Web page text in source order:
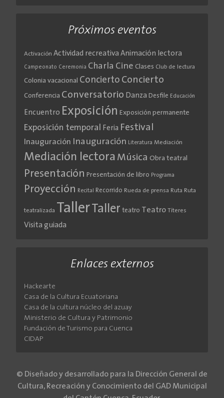
Próximos eventos
Activación Actividad recreativa Animación lectora
Campeonato Ceremonia Charla Cine Clases Club de lectura
Colonia vacacional Concierto Concierto
Conferencia Conversatorio Danza Desfile Educación
Encuentro Exposición Exposición permanente
Exposición temporal Feria Festival
Inauguración Inauguración Literatura Mediación
Mediación lectora Música Obra teatral
Presentación Presentación de libro Programa
Proyección Recital Recorrido Rueda de prensa Ruta Ruta
teatralizada Taller Taller teatro Teatro Títeres
Visita guiada
Enlaces externos
Hackearte
Casa de la Cultura Ecuatoriana
Casa de la cultura núcleo del azuay
Ministerio de Cultura y Patrimonio
Fundación de Turismo para Cuenca
CIDAP
© Diseñado y desarrollado para la Dirección General de
Cultura, Recreación y Conocimiento del GAD Municipal